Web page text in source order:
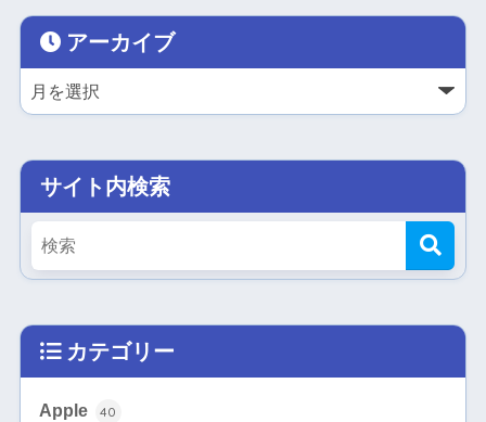
アーカイブ
サイト内検索
カテゴリー
Apple 40